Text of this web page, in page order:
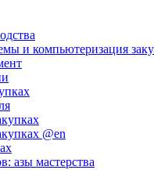
и компьютеризация
@en
азы мастерства